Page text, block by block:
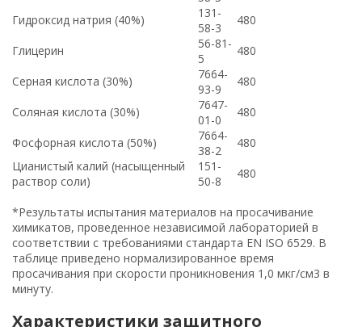
Гидроксид натрия (40%)
131-
58-3
480
Глицерин
56-81-
5
480
Серная кислота (30%)
7664-
93-9
480
Соляная кислота (30%)
7647-
01-0
480
Фосфорная кислота (50%)
7664-
38-2
480
Цианистый калий (насыщенный
раствор соли)
151-
50-8
480
*Результаты испытания материалов на просачивание
химикатов, проведенное независимой лабораторией в
соответствии с требованиями стандарта EN ISO 6529. В
таблице приведено нормализированное время
просачивания при скорости проникновения 1,0 мкг/см3 в
минуту.
Характеристики защитного